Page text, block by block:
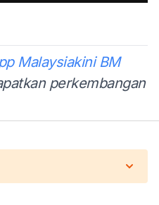
Malaysiakini BM
perkembangan